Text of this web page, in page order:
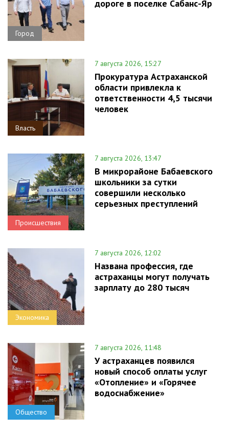
Город
дороге в поселке Сабанс-Яр
Власть
7 августа 2026, 15:27
Прокуратура Астраханской
области привлекла к
ответственности 4,5 тысячи
человек
Происшествия
7 августа 2026, 13:47
В микрорайоне Бабаевского
школьники за сутки
совершили несколько
серьезных преступлений
Экономика
7 августа 2026, 12:02
Названа профессия, где
астраханцы могут получать
зарплату до 280 тысяч
Общество
7 августа 2026, 11:48
У астраханцев появился
новый способ оплаты услуг
«Отопление» и «Горячее
водоснабжение»